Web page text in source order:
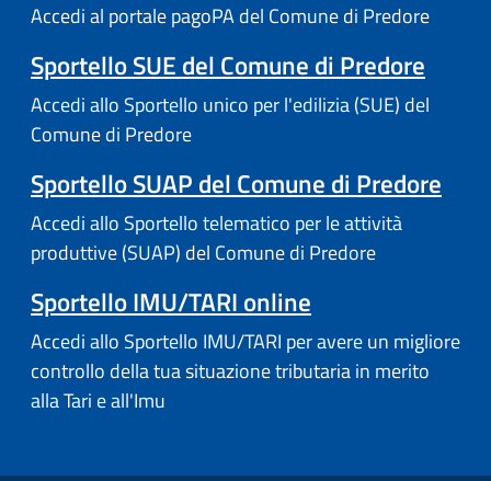
Accedi al portale pagoPA del Comune di Predore
Sportello SUE del Comune di Predore
Accedi allo Sportello unico per l'edilizia (SUE) del
Comune di Predore
Sportello SUAP del Comune di Predore
Accedi allo Sportello telematico per le attività
produttive (SUAP) del Comune di Predore
Sportello IMU/TARI online
Accedi allo Sportello IMU/TARI per avere un migliore
controllo della tua situazione tributaria in merito
alla Tari e all'Imu